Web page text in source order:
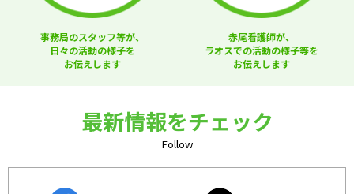
事務局のスタッフ等が、
日々の活動の様子を
お伝えします
赤尾看護師が、
ラオスでの活動の様子等を
お伝えします
最新情報をチェック
Follow